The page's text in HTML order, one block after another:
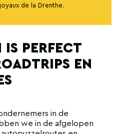
de la Drenthe.
IS PERFECT
EN
in de
we in de afgelopen